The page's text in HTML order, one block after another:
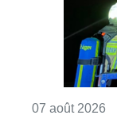
07 août 2026